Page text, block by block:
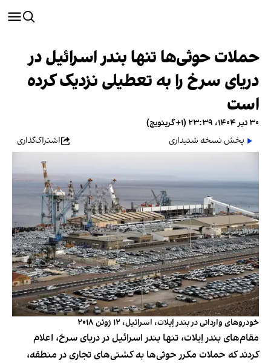
حملات حوثی‌ها تنها بندر اسرائیل در
دریای سرخ را به تعطیلی نزدیک کرده
است
۳۰ تیر ۱۴۰۴، ۲۳:۳۹ (‎+۱ گرینویچ)
پخش نسخه شنیداری
اشتراک‌گذاری
خودروهای وارداتی در بندر اِیلات، اسرائیل، ۱۲ ژوئن ۲۰۱۸
مقام‌های بندر اِیلات، تنها بندر اسرائیل در دریای سرخ، اعلام
کردند که حملات مکرر حوثی‌ها به کشتی‌های تجاری در منطقه،